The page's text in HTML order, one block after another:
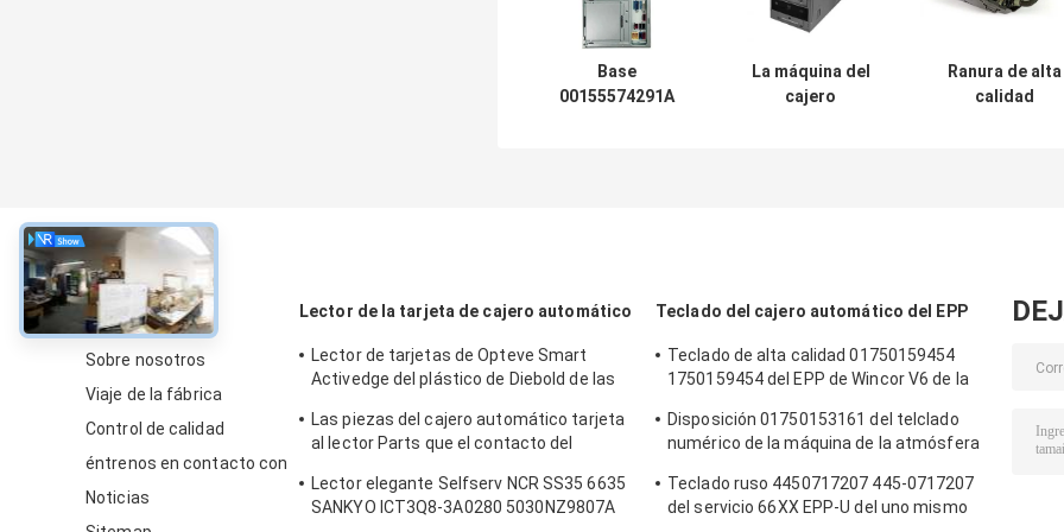
Base
00155574291A
La máquina del
cajero
Ranura de alta
calidad
Sobre
Sobre nosotros
Viaje de la fábrica
Control de calidad
éntrenos en contacto con
Noticias
Lector de la tarjeta de cajero automático
Lector de tarjetas de Opteve Smart
Activedge del plástico de Diebold de las
49209540000C
Las piezas del cajero automático tarjeta
al lector Parts que el contacto del
0090022326
Lector elegante Selfserv NCR SS35 6635
SANKYO ICT3Q8-3A0280 5030NZ9807A
Teclado del cajero automático del EPP
Teclado de alta calidad 01750159454
1750159454 del EPP de Wincor V6 de la
automático
Disposición 01750153161 del telclado
numérico de la máquina de la atmósfera
máquinas de la atmósfera
Teclado ruso 4450717207 445-0717207
del servicio 66XX EPP-U del uno mismo